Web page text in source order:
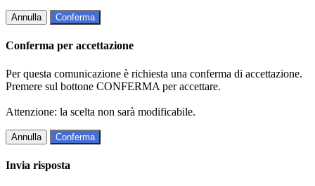
Annulla Conferma
Conferma per accettazione
Per questa comunicazione è richiesta una conferma di accettazione.
Premere sul bottone CONFERMA per accettare.
Attenzione: la scelta non sarà modificabile.
Annulla Conferma
Invia risposta